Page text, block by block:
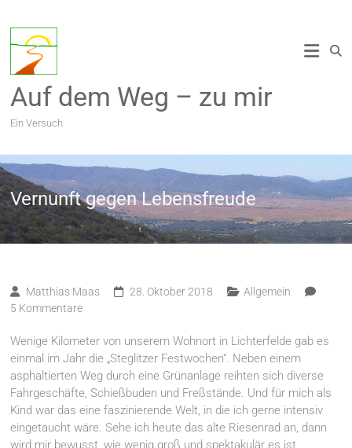
Inhalt
springen
Auf dem Weg – zu mir
Ein Versuch
Vernunft gegen Lebensfreude
Matthias Maas 28. Oktober 2018
Allgemein
5 Kommentare
Wenige Kilometer von unserem Wohnort in Lichterfelde gab es
einmal im Jahr die „Steglitzer Festwochen“. Neben einem
asphaltierten Weg durch eine Grünanlage reihten sich diverse
Fahrgeschäfte, Schießbuden und Freßstände. Und für mich als
Kind war das eine faszinierende Welt, in die ich gerne intensiv
eingetaucht wäre. Sehe ich heute das alte Riesenrad an, dann
wird mir bewusst, wie wenig groß und spektakulär es ist,